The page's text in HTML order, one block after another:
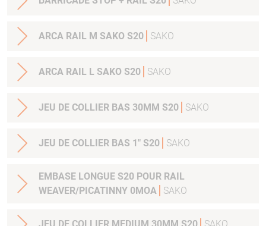
ARCA RAIL M SAKO S20 SAKO
ARCA RAIL L SAKO S20 SAKO
JEU DE COLLIER BAS 30MM S20 SAKO
JEU DE COLLIER BAS 1" S20 SAKO
EMBASE LONGUE S20 POUR RAIL
WEAVER/PICATINNY 0MOA
SAKO